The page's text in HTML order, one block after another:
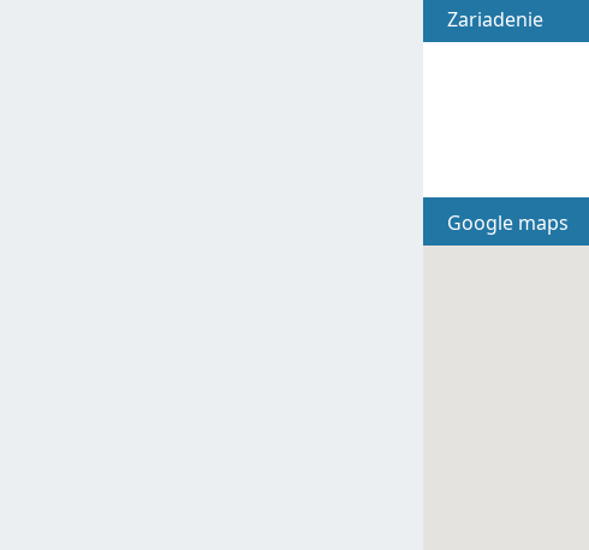
Zariadenie
Google maps